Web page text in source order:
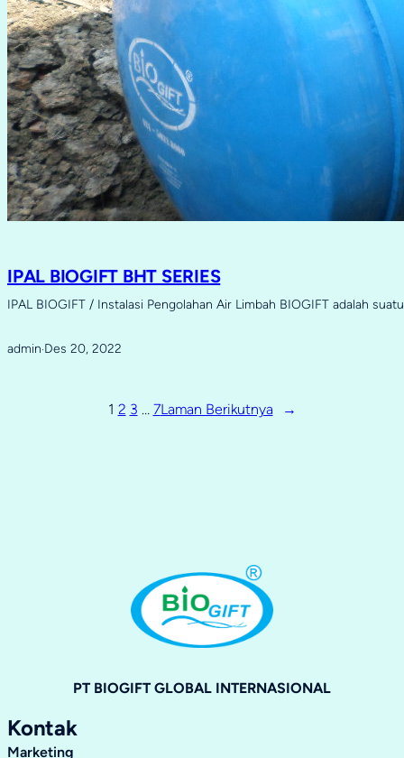
IPAL BIOGIFT BHT SERIES
IPAL BIOGIFT / Instalasi Pengolahan Air Limbah BIOGIFT adalah
admin·Des 20, 2022
1 2 3 … 7Laman Berikutnya →
PT BIOGIFT GLOBAL INTERNASIONAL
Kontak
Marketing